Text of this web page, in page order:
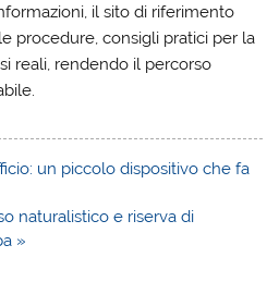
il sito di riferimento
procedure, consigli pratici per la
reali, rendendo il percorso
un piccolo dispositivo che fa
naturalistico e riserva di
»